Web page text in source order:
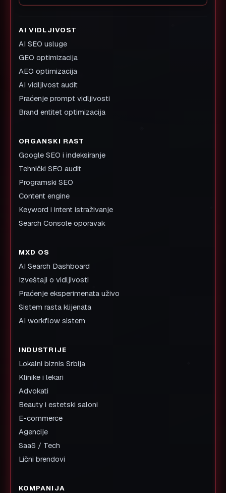
AI VIDLJIVOST
AI SEO usluge
GEO optimizacija
AEO optimizacija
AI vidljivost audit
Praćenje prompt vidljivosti
Brand entitet optimizacija
ORGANSKI RAST
Google SEO i indeksiranje
Tehnički SEO audit
Programski SEO
Content engine
Keyword i intent istraživanje
Search Console oporavak
MXD OS
AI Search Dashboard
Izveštaji o vidljivosti
Praćenje eksperimenata uživo
Sistem rasta klijenata
AI workflow sistem
INDUSTRIJE
Lokalni biznis Srbija
Klinike i lekari
Advokati
Beauty i estetski saloni
E-commerce
Agencije
SaaS / Tech
Lični brendovi
KOMPANIJA